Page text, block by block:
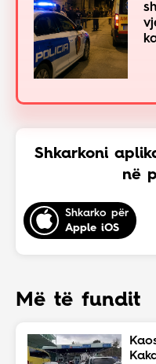
Shkarkoni
në
Shkarko për
Apple iOS
Më të fundit